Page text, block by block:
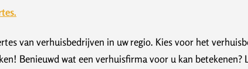
van verhuisbedrijven in uw regio. Kies voor het
Benieuwd wat een verhuisfirma voor u kan betekenen?